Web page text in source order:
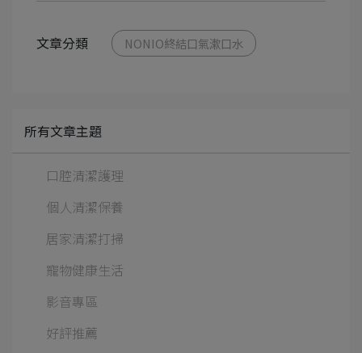
文章分類 NONIO終結口氣漱口水
所有文章主題
口腔清潔護理
個人清潔保養
居家清潔打掃
寵物健康生活
影音專區
好評推薦